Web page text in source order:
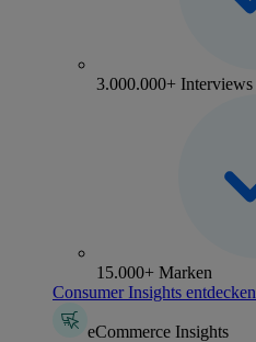
3.000.000+ Interviews
15.000+ Marken
Consumer Insights entdecken
eCommerce Insights